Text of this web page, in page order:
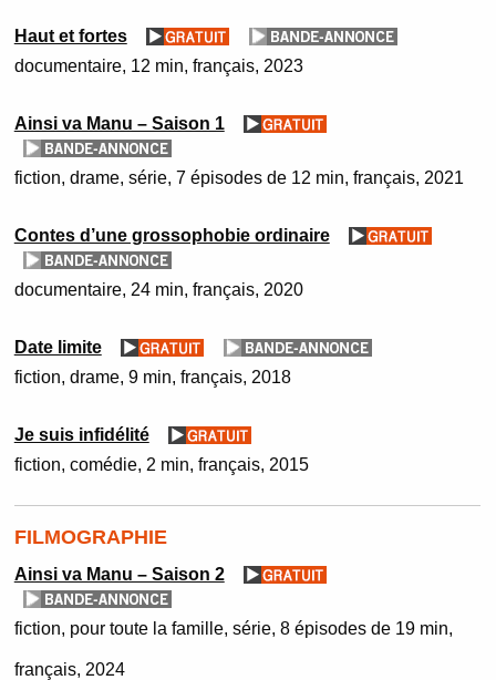
Haut et fortes
documentaire 12 min français 2023
Ainsi va Manu – Saison 1
fiction drame série 7 épisodes de 12 min français 2021
Contes d’une grossophobie ordinaire
documentaire 24 min français 2020
Date limite
fiction drame 9 min français 2018
Je suis infidélité
fiction comédie 2 min français 2015
FILMOGRAPHIE
Ainsi va Manu – Saison 2
fiction pour toute la famille série 8 épisodes de 19 min
français 2024